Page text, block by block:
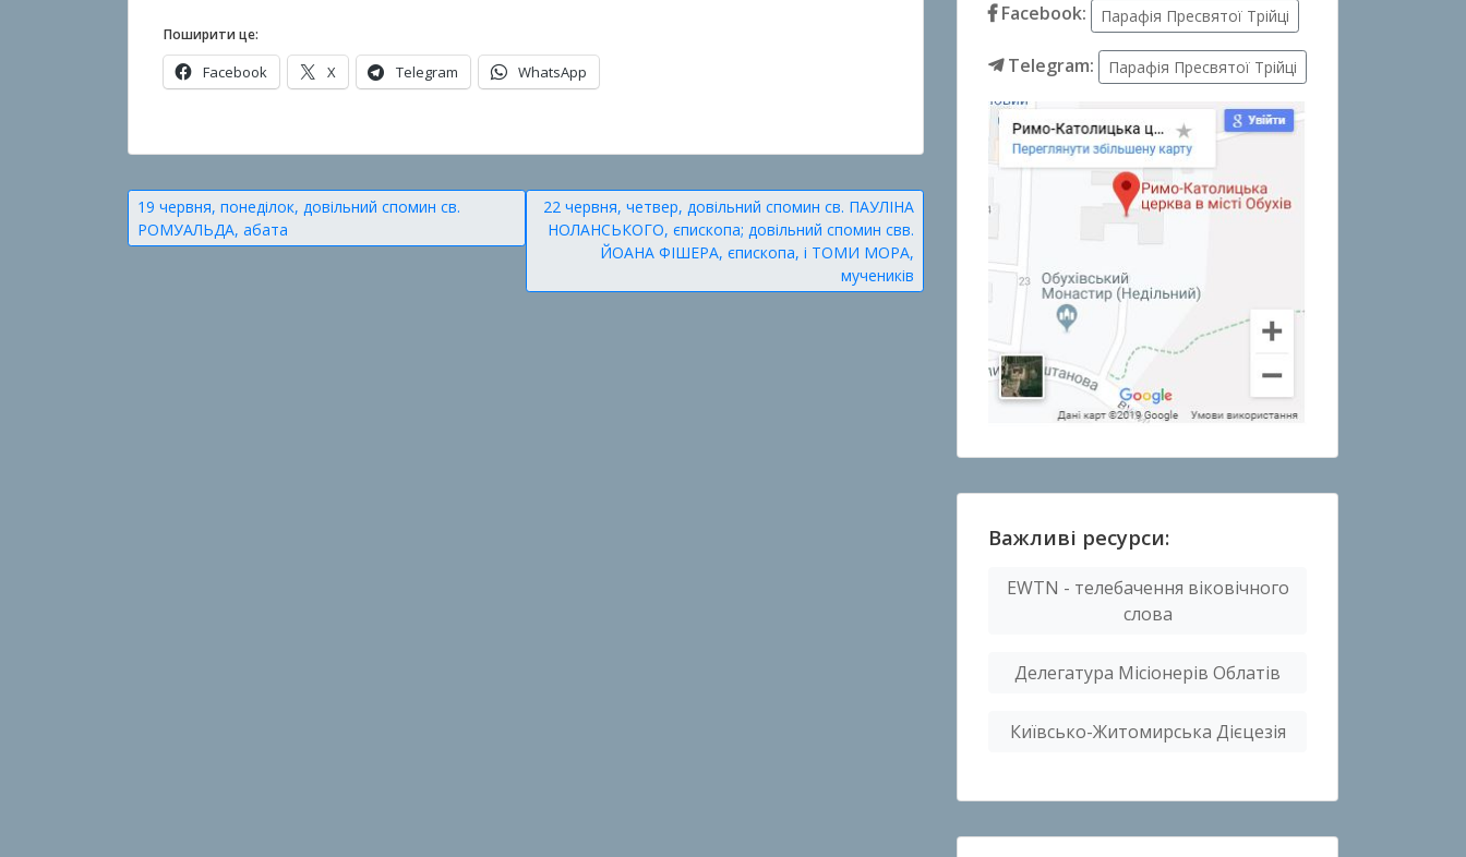
Поширити це:
Facebook X Telegram WhatsApp
п
у
б
л
Навігація
записів
19 червня, понеділок, довільний спомин св.
РОМУАЛЬДА, абата
22 червня, четвер, довільний спомин св. ПАУЛІНА
НОЛАНСЬКОГО, єпископа; довільний спомин свв.
ЙОАНА ФІШЕРА, єпископа, і ТОМИ МОРА,
мучеників
Facebook:
Парафія Пресвятої Трійці
Telegram: Парафія Пресвятої Трійці
Важливі ресурси:
EWTN - телебачення віковічного
слова
Делегатура Місіонерів Облатів
Київсько-Житомирська Дієцезія